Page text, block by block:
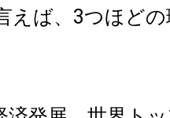
ば、 3つほど